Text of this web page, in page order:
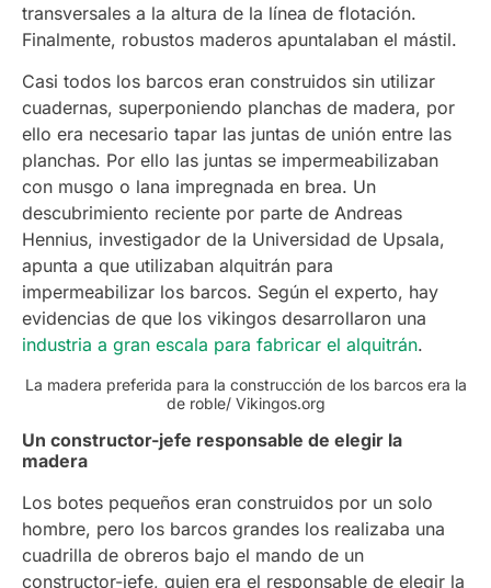
transversales a la altura de la línea de flotación.
Finalmente, robustos maderos apuntalaban el mástil.
Casi todos los barcos eran construidos sin utilizar
cuadernas, superponiendo planchas de madera, por
ello era necesario tapar las juntas de unión entre las
planchas. Por ello las juntas se impermeabilizaban
con musgo o lana impregnada en brea. Un
descubrimiento reciente por parte de Andreas
Hennius, investigador de la Universidad de Upsala,
apunta a que utilizaban alquitrán para
impermeabilizar los barcos. Según el experto, hay
evidencias de que los vikingos desarrollaron una
industria a gran escala para fabricar el alquitrán.
La madera preferida para la construcción de los barcos era la
de roble/ Vikingos.org
Un constructor-jefe responsable de elegir la
madera
Los botes pequeños eran construidos por un solo
hombre, pero los barcos grandes los realizaba una
cuadrilla de obreros bajo el mando de un
constructor-jefe, quien era el responsable de elegir la